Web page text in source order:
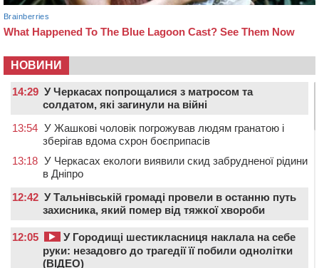
НОВИНИ
14:29 У Черкасах попрощалися з матросом та
солдатом, які загинули на війні
13:54 У Жашкові чоловік погрожував людям гранатою і
зберігав вдома схрон боєприпасів
13:18 У Черкасах екологи виявили скид забрудненої рідини
в Дніпро
12:42 У Тальнівській громаді провели в останню путь
захисника, який помер від тяжкої хвороби
12:05
У Городищі шестикласниця наклала на себе
руки: незадовго до трагедії її побили однолітки
(ВІДЕО)